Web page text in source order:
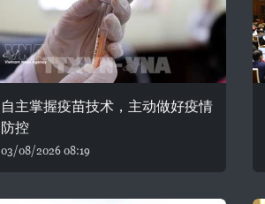
自主掌握疫苗技术，主动做好疫情
防控
03/08/2026 08:19